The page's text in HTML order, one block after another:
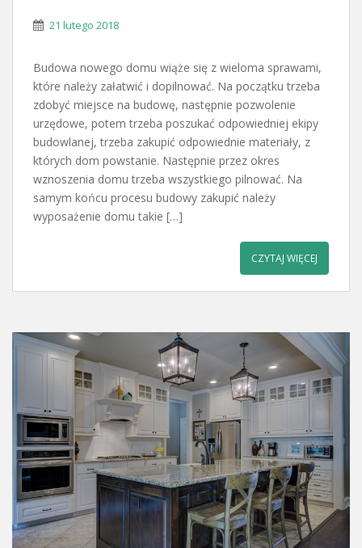
21 lutego 2018
Budowa nowego domu wiąże się z wieloma sprawami,
które należy załatwić i dopilnować. Na początku trzeba
zdobyć miejsce na budowę, następnie pozwolenie
urzędowe, potem trzeba poszukać odpowiedniej ekipy
budowlanej, trzeba zakupić odpowiednie materiały, z
których dom powstanie. Następnie przez okres
wznoszenia domu trzeba wszystkiego pilnować. Na
samym końcu procesu budowy zakupić należy
wyposażenie domu takie […]
CZYTAJ WIĘCEJ